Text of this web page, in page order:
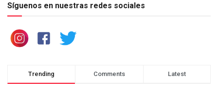
Síguenos en nuestras redes sociales
Trending Comments Latest